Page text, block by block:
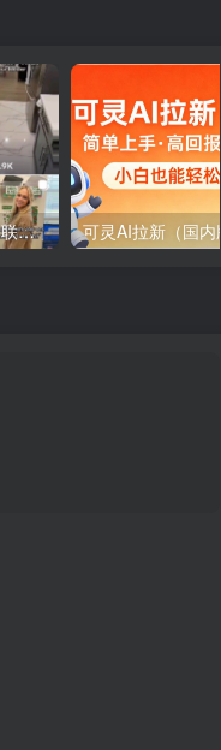
万字实操指南：Seedance联手TikTok带货，月入六位数可复制的全攻略